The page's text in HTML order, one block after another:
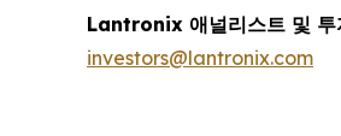
Lantronix 애널리스트 및 투
investors@lantronix.com